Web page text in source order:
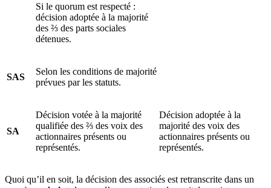
Si le quorum est respecté :
décision adoptée à la majorité
des ⅔ des parts sociales
détenues.
SAS
Selon les conditions de majorité
prévues par les statuts.
SA
Décision votée à la majorité
qualifiée des ⅔ des voix des
actionnaires présents ou
représentés.
Décision adoptée à la
majorité des voix des
actionnaires présents ou
représentés.
Quoi qu’il en soit, la décision des associés est retranscrite dans un